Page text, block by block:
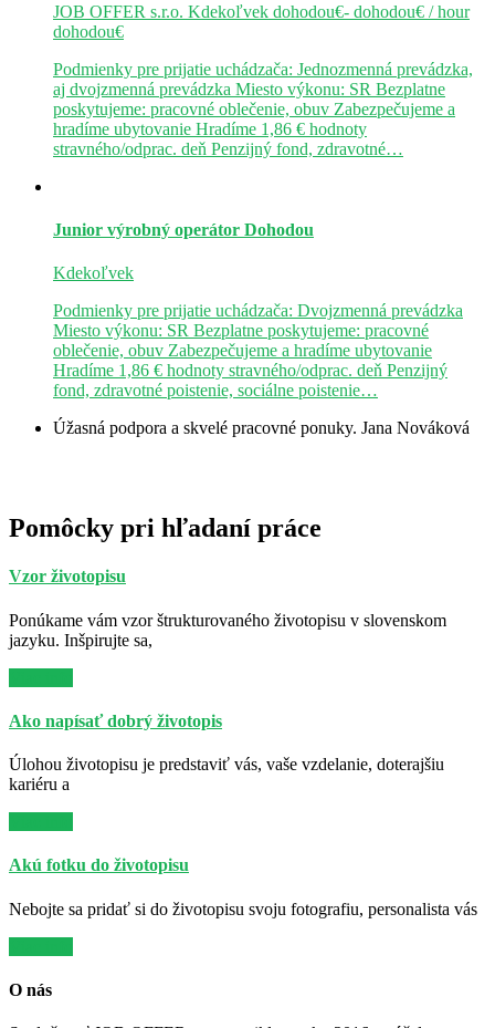
JOB OFFER s.r.o. Kdekoľvek dohodou€- dohodou€ / hour
dohodou€
Podmienky pre prijatie uchádzača: Jednozmenná prevádzka,
aj dvojzmenná prevádzka Miesto výkonu: SR Bezplatne
poskytujeme: pracovné oblečenie, obuv Zabezpečujeme a
hradíme ubytovanie Hradíme 1,86 € hodnoty
stravného/odprac. deň Penzijný fond, zdravotné…
Junior výrobný operátor Dohodou
Kdekoľvek
Podmienky pre prijatie uchádzača: Dvojzmenná prevádzka
Miesto výkonu: SR Bezplatne poskytujeme: pracovné
oblečenie, obuv Zabezpečujeme a hradíme ubytovanie
Hradíme 1,86 € hodnoty stravného/odprac. deň Penzijný
fond, zdravotné poistenie, sociálne poistenie…
Úžasná podpora a skvelé pracovné ponuky. Jana Nováková
Pomôcky pri hľadaní práce
Vzor životopisu
Ponúkame vám vzor štrukturovaného životopisu v slovenskom
jazyku. Inšpirujte sa,
Ako napísať dobrý životopis
Úlohou životopisu je predstaviť vás, vaše vzdelanie, doterajšiu
kariéru a
Akú fotku do životopisu
Nebojte sa pridať si do životopisu svoju fotografiu, personalista vás
O nás